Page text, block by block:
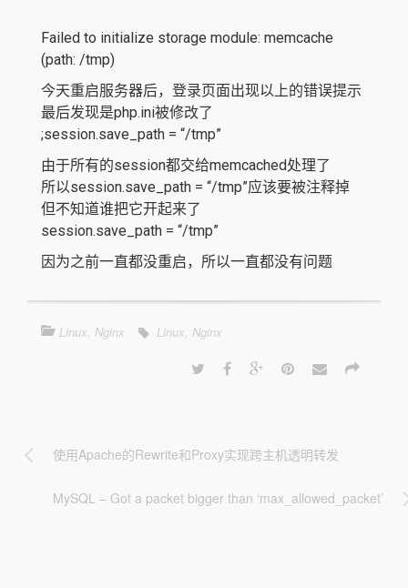
Failed to initialize storage module: memcache
(path: /tmp)
今天重启服务器后，登录页面出现以上的错误提示
最后发现是php.ini被修改了
;session.save_path = “/tmp”
由于所有的session都交给memcached处理了
所以session.save_path = “/tmp”应该要被注释掉
但不知道谁把它开起来了
session.save_path = “/tmp”
因为之前一直都没重启，所以一直都没有问题
Linux, Nginx Linux, Nginx
使用Apache的Rewrite和Proxy实现跨主机透明转发
MySQL – Got a packet bigger than ‘max_allowed_packet’